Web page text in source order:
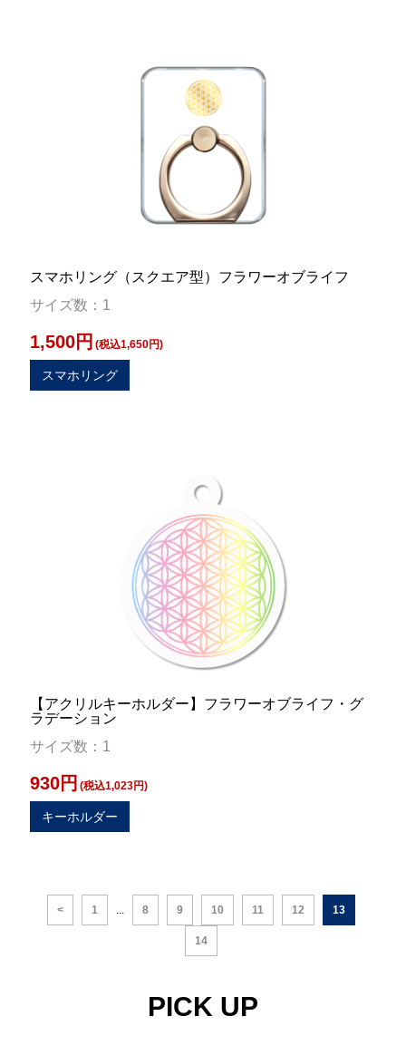
スマホリング（スクエア型）フラワーオブライフ
サイズ数：1
1,500円 (税込1,650円)
スマホリング
【アクリルキーホルダー】フラワーオブライフ・グ
ラデーション
サイズ数：1
930円 (税込1,023円)
キーホルダー
< 1 ... 8 9 10 11 12 13
14
PICK UP